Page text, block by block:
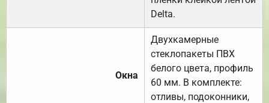
Delta.
Окна
Двухкамерные
стеклопакеты ПВХ
белого цвета, профиль
60 мм. В комплекте:
отливы, подоконники,